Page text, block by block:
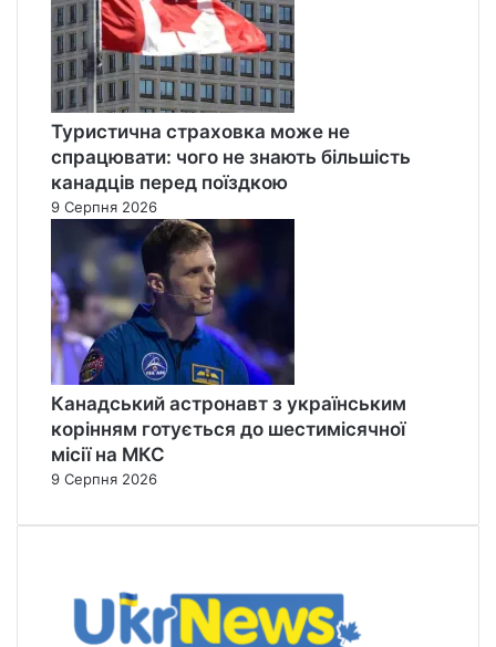
Туристична страховка може не
спрацювати: чого не знають більшість
канадців перед поїздкою
9 Серпня 2026
Канадський астронавт з українським
корінням готується до шестимісячної
місії на МКС
9 Серпня 2026